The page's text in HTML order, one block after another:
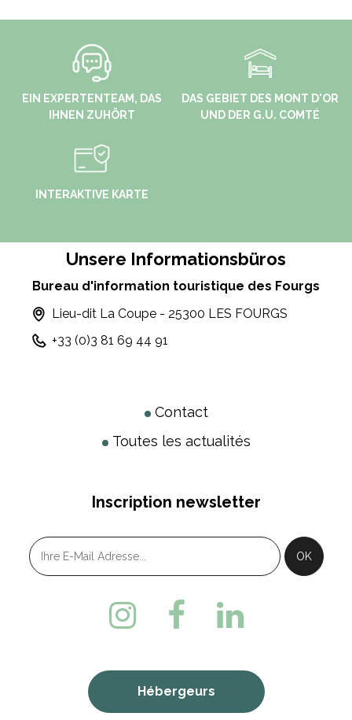
EIN EXPERTENTEAM, DAS
IHNEN ZUHÖRT
DAS GEBIET DES MONT D'OR
UND DER G.U. COMTÉ
INTERAKTIVE KARTE
Unsere Informationsbüros
Bureau d'information touristique des Fourgs
Lieu-dit La Coupe - 25300 LES FOURGS
+33 (0)3 81 69 44 91
Contact
Toutes les actualités
Inscription newsletter
Hébergeurs